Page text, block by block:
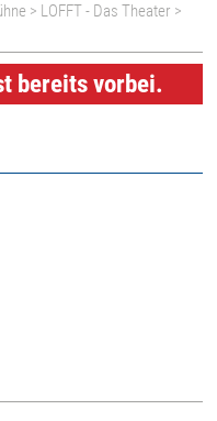
> LOFFT - Das Theater >
bereits vorbei.